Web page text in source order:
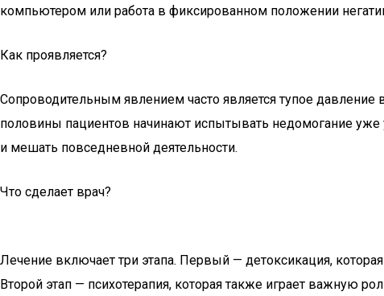
компьютером или работа в фиксированном положении
Как проявляется?
Сопроводительным явлением часто является тупое
половины пациентов начинают испытывать недомогание
и мешать повседневной деятельности.
Что сделает врач?
Лечение включает три этапа. Первый — детоксикация,
Второй этап — психотерапия, которая также играет важную